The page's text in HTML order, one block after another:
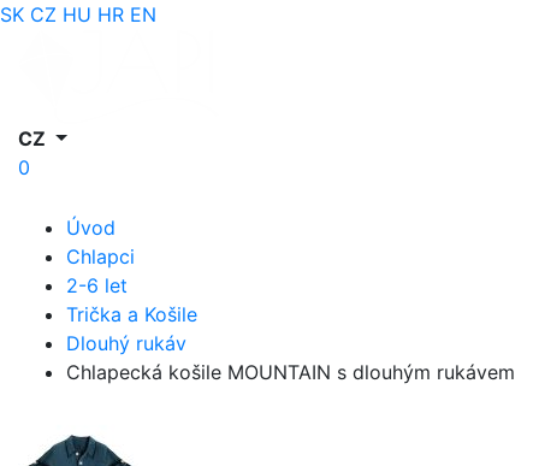
SK CZ HU HR EN
CZ
0
Úvod
Chlapci
2-6 let
Trička a Košile
Dlouhý rukáv
Chlapecká košile MOUNTAIN s dlouhým rukávem